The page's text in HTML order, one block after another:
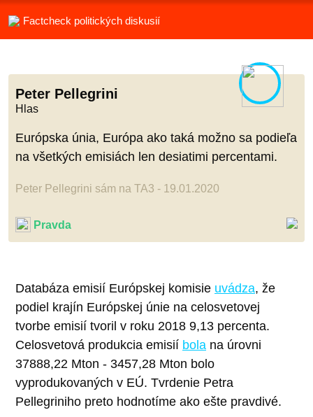
Factcheck politických diskusií
Peter Pellegrini
Hlas
Európska únia, Európa ako taká možno sa podieľa
na všetkých emisiách len desiatimi percentami.
Peter Pellegrini sám na TA3 - 19.01.2020
Pravda
Databáza emisií Európskej komisie uvádza, že
podiel krajín Európskej únie na celosvetovej
tvorbe emisií tvoril v roku 2018 9,13 percenta.
Celosvetová produkcia emisií bola na úrovni
37888,22 Mton - 3457,28 Mton bolo
vyprodukovaných v EÚ. Tvrdenie Petra
Pellegriniho preto hodnotíme ako ešte pravdivé.